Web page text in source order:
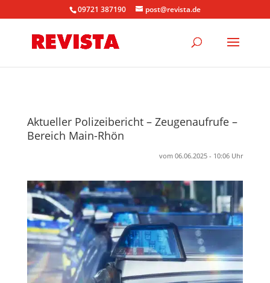
09721 387190 post@revista.de
Aktueller Polizeibericht – Zeugenaufrufe –
Bereich Main-Rhön
vom 06.06.2025 - 10:06 Uhr